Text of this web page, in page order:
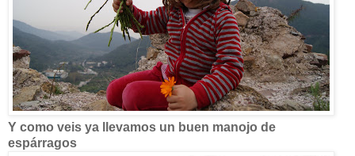
Y como veis ya llevamos un buen manojo de
espárragos